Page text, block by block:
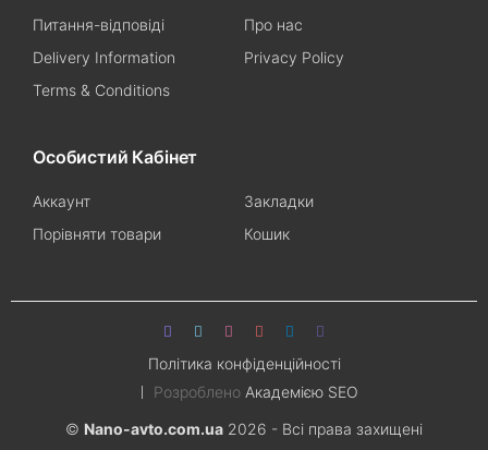
Питання-відповіді
Про нас
Delivery Information
Privacy Policy
Terms & Conditions
Особистий Кабінет
Аккаунт
Закладки
Порівняти товари
Кошик
© Nano-avto.com.ua 2026 - Всі права захищені
Політика конфіденційності
Розроблено Академією SEO